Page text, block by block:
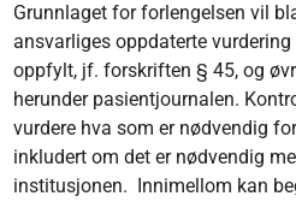
Grunnlaget for forlengelsen vil
ansvarliges oppdaterte
oppfylt, jf. forskriften § 45, og
herunder pasientjournalen.
vurdere hva som er nødvendig
inkludert om det er nødvendig
institusjonen. Innimellom kan